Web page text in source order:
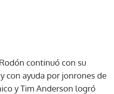
continuó con su
con ayuda por jonrones de
y Tim Anderson logró